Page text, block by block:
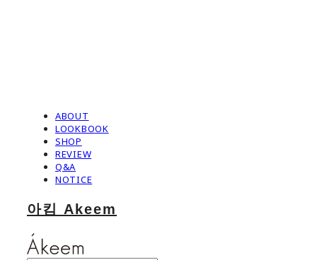
ABOUT
LOOKBOOK
SHOP
REVIEW
Q&A
NOTICE
아킴 Akeem